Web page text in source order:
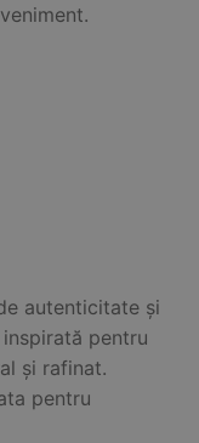
autenticitate și
pentru
și rafinat.
pentru